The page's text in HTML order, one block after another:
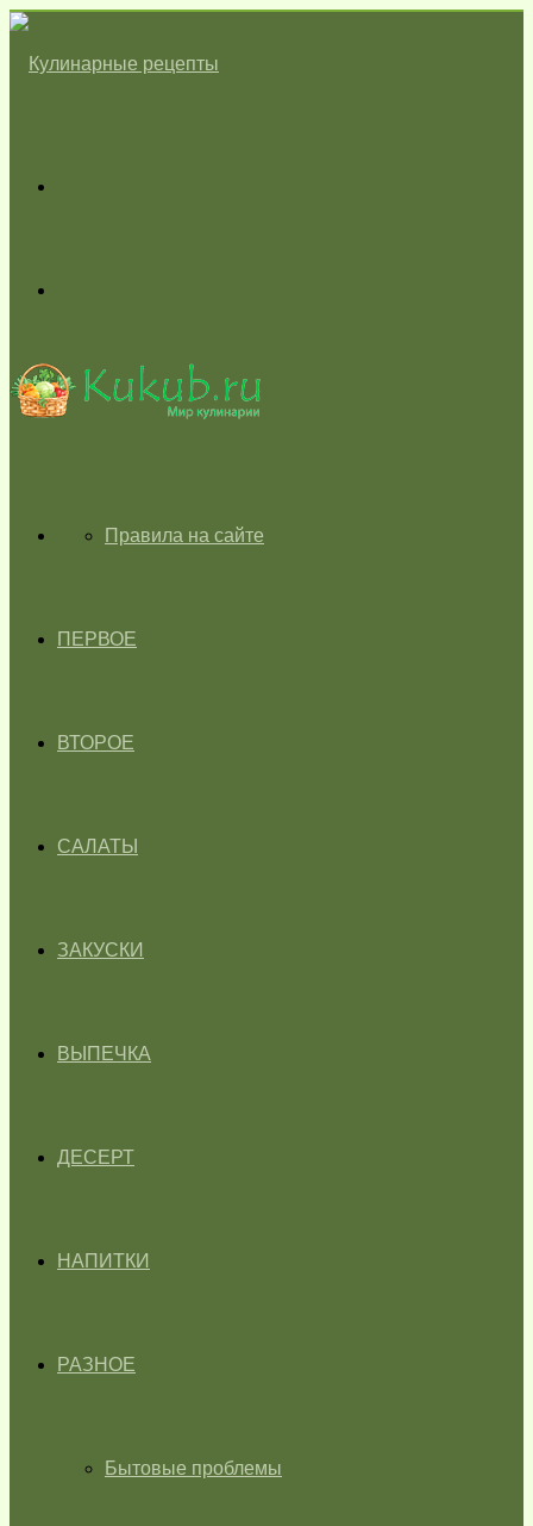
skin
ГЛАВНАЯПравила на сайте
ПЕРВОЕ
ВТОРОЕ
САЛАТЫ
ЗАКУСКИ
ВЫПЕЧКА
ДЕСЕРТ
НАПИТКИ
РАЗНОЕ
Бытовые проблемы